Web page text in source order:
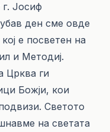
Јосиф
ден сме овде
е посветен на
и Методиј.
Црква ги
Божји, кои
Светото
на светата